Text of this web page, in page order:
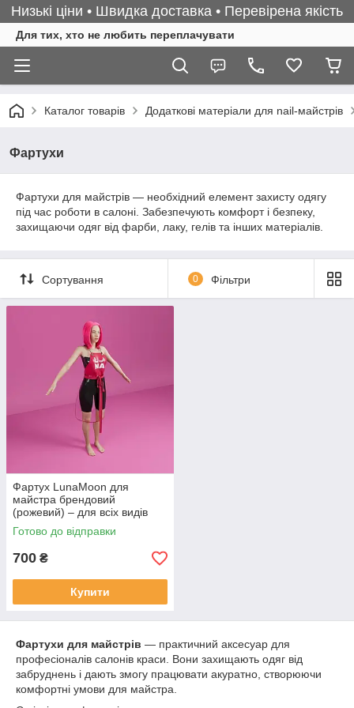
Низькі ціни • Швидка доставка • Перевірена якість
Для тих, хто не любить переплачувати
Каталог товарів Додаткові матеріали для nail-майстрів
Фартухи
Фартухи для майстрів — необхідний елемент захисту одягу
під час роботи в салоні. Забезпечують комфорт і безпеку,
захищаючи одяг від фарби, лаку, гелів та інших матеріалів.
Сортування 0 Фільтри
Фартух LunaMoon для
майстра брендовий
(рожевий) – для всіх видів
діяльності
Готово до відправки
700 ₴
Купити
Фартухи для майстрів — практичний аксесуар для
професіоналів салонів краси. Вони захищають одяг від
забруднень і дають змогу працювати акуратно, створюючи
комфортні умови для майстра.